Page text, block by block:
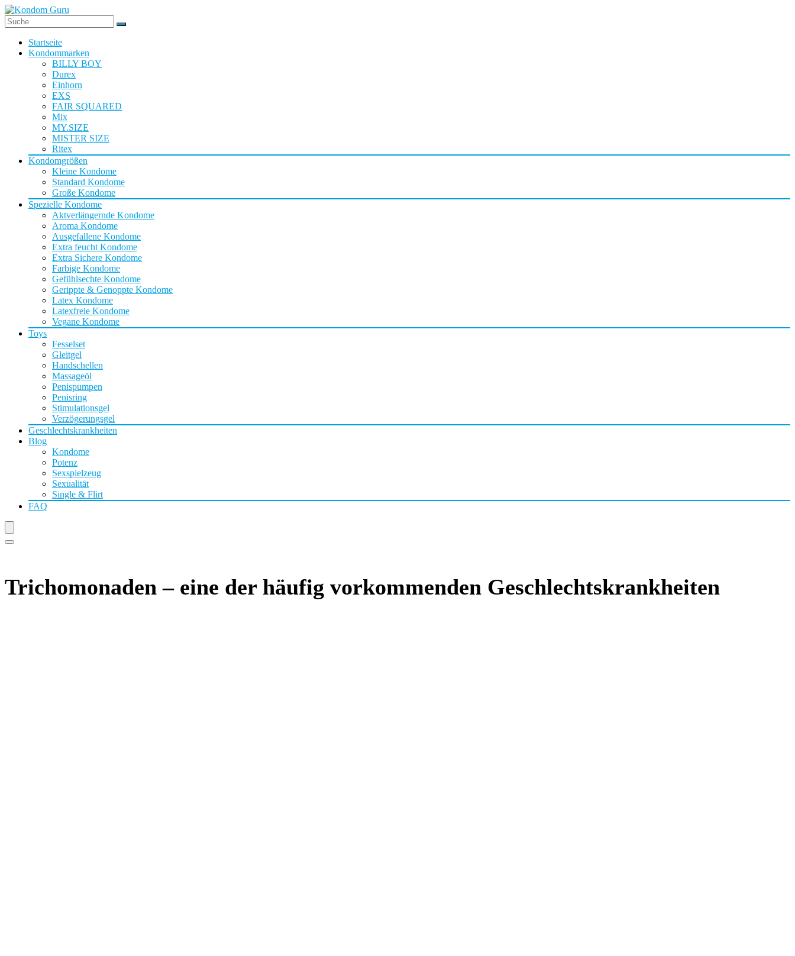
Startseite
Kondommarken
BILLY BOY
Durex
Einhorn
EXS
FAIR SQUARED
Mix
MY.SIZE
MISTER SIZE
Ritex
Kondomgrößen
Kleine Kondome
Standard Kondome
Große Kondome
Spezielle Kondome
Aktverlängernde Kondome
Aroma Kondome
Ausgefallene Kondome
Extra feucht Kondome
Extra Sichere Kondome
Farbige Kondome
Gefühlsechte Kondome
Gerippte & Genoppte Kondome
Latex Kondome
Latexfreie Kondome
Vegane Kondome
Toys
Fesselset
Gleitgel
Handschellen
Massageöl
Penispumpen
Penisring
Stimulationsgel
Verzögerungsgel
Geschlechtskrankheiten
Blog
Kondome
Potenz
Sexspielzeug
Sexualität
Single & Flirt
FAQ
Trichomonaden – eine der häufig vorkommenden Geschlechtskrankheiten